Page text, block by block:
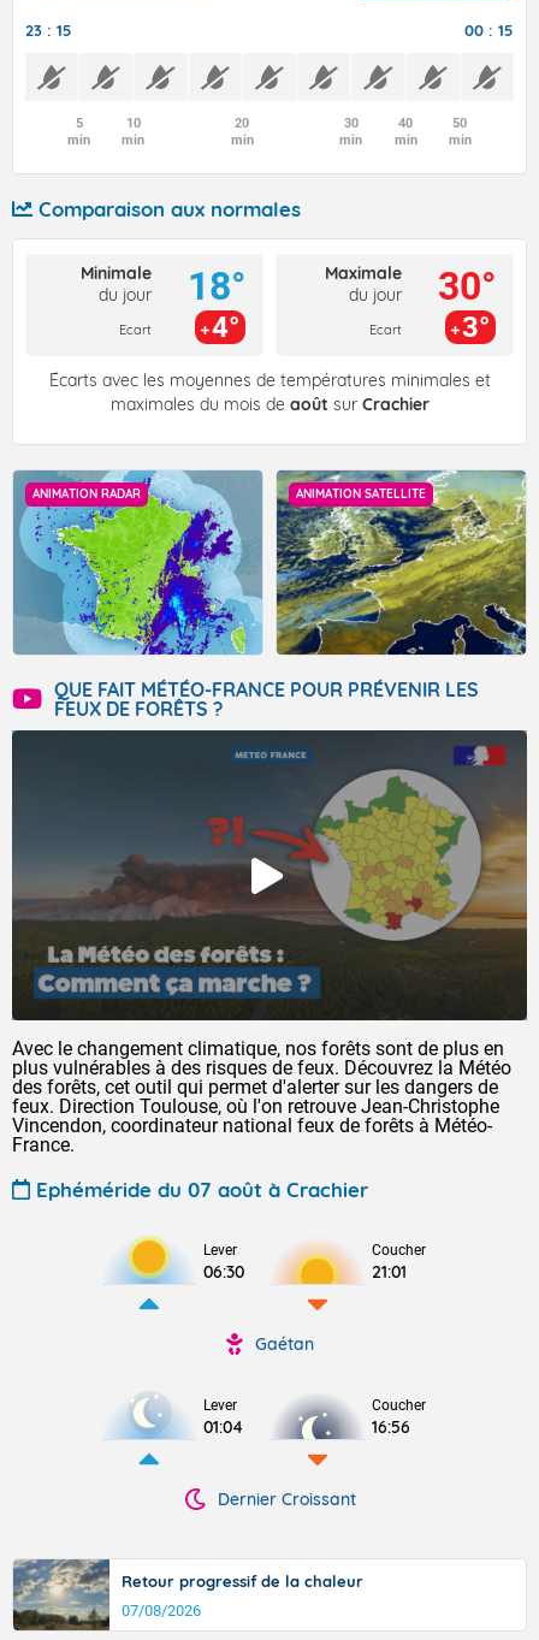
23 : 15 00 : 15
5
min
10
min
20
min
30
min
40
min
50
min
Comparaison aux normales
Minimale
du jour
Ecart
18°
4°
Maximale
du jour
Ecart
30°
3°
Écarts avec les moyennes de températures minimales et
maximales du mois de août sur Crachier
ANIMATION RADAR ANIMATION SATELLITE
QUE FAIT MÉTÉO-FRANCE POUR PRÉVENIR LES
FEUX DE FORÊTS ?
Avec le changement climatique, nos forêts sont de plus en
plus vulnérables à des risques de feux. Découvrez la Météo
des forêts, cet outil qui permet d'alerter sur les dangers de
feux. Direction Toulouse, où l'on retrouve Jean-Christophe
Vincendon, coordinateur national feux de forêts à Météo-
France.
Ephéméride du 07 août à Crachier
Lever
06:30
Coucher
21:01
Gaétan
Lever
01:04
Coucher
16:56
Dernier Croissant
Retour progressif de la chaleur
07/08/2026